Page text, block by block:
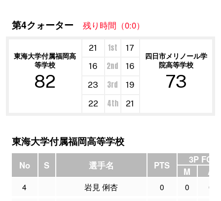
第4クォーター 残り時間（0:0）
東海大学付属福岡高
等学校
82
21 1st 17
四日市メリノール学
院高等学校
73
16 2nd
16
23
3rd
19
22
4th 21
東海大学付属福岡高等学校
No S 選手名 PTS
3P FG
M
A
4 岩見 俐杏 0 0
0